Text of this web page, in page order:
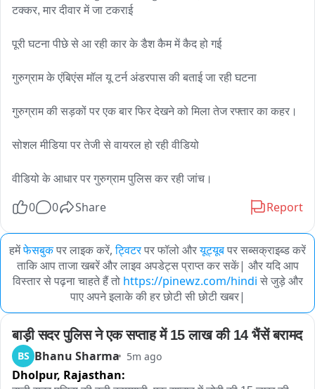
टक्कर, मार दीवार में जा टकराई
पूरी घटना पीछे से आ रही कार के डैश कैम में कैद हो गई
गुरुग्राम के एंबिएंस मॉल यू टर्न अंडरपास की बताई जा रही घटना
गुरुग्राम की सड़कों पर एक बार फिर देखने को मिला तेज रफ्तार का कहर।
सोशल मीडिया पर तेजी से वायरल हो रही वीडियो
वीडियो के आधार पर गुरुग्राम पुलिस कर रही जांच।
0 0 Share Report
हमेंफेसबुकपर लाइक करें, ट्विटरपर फॉलो औरयूट्यूबपर सब्सक्राइब्ड करें
ताकि आप ताजा खबरें और लाइव अपडेट्स प्राप्त कर सकें| और यदि आप
विस्तार से पढ़ना चाहते हैं तो https://pinewz.com/hindi से जुड़े और
पाए अपने इलाके की हर छोटी सी छोटी खबर|
बाड़ी सदर पुलिस ने एक सप्ताह में 15 लाख की 14 भैंसें बरामद
BS Bhanu Sharma 5m ago
Dholpur, Rajasthan: